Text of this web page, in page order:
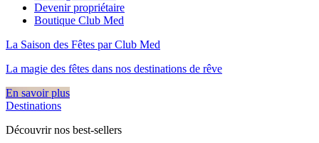
Devenir propriétaire
Boutique Club Med
La Saison des Fêtes par Club Med
La magie des fêtes dans nos destinations de rêve​
En savoir plus
Destinations
Découvrir nos best-sellers